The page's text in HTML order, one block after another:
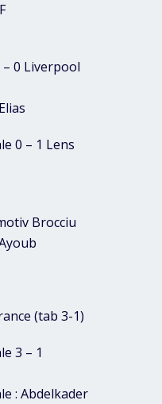
0 Liverpool
0 – 1 Lens
Brocciu
(tab 3-1)
3 – 1
: Abdelkader